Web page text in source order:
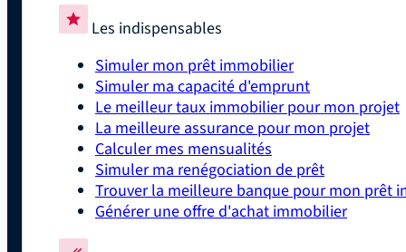
Les indispensables
Simuler mon prêt immobilier
Simuler ma capacité d'emprunt
Le meilleur taux immobilier pour mon projet
La meilleure assurance pour mon projet
Calculer mes mensualités
Simuler ma renégociation de prêt
Trouver la meilleure banque pour mon prêt
Générer une offre d'achat immobilier